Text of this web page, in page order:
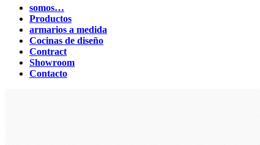
somos…
Productos
armarios a medida
Cocinas de diseño
Contract
Showroom
Contacto